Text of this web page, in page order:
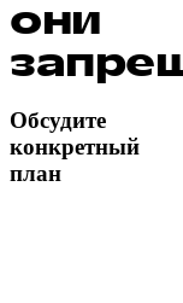
они
Обсудите
конкретный
план